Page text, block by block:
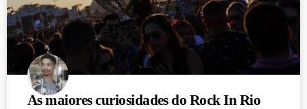
As maiores curiosidades do Rock In Rio